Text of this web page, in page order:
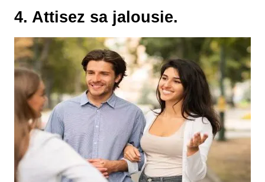
4. Attisez sa jalousie.